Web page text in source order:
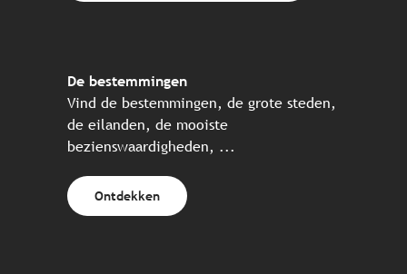
De bestemmingen
Vind de bestemmingen, de grote steden,
de eilanden, de mooiste
bezienswaardigheden, ...
Ontdekken